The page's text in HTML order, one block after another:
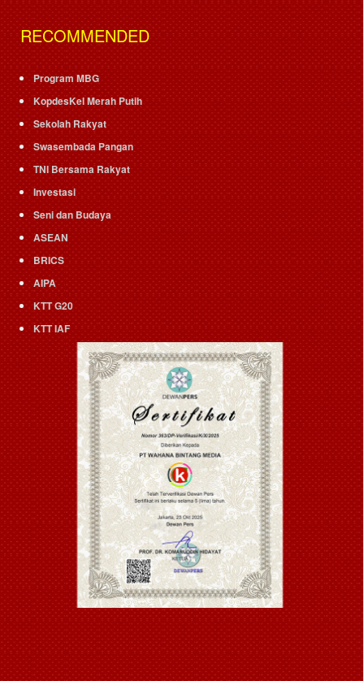
RECOMMENDED
Program MBG
KopdesKel Merah Putih
Sekolah Rakyat
Swasembada Pangan
TNI Bersama Rakyat
Investasi
Seni dan Budaya
ASEAN
BRICS
AIPA
KTT G20
KTT IAF